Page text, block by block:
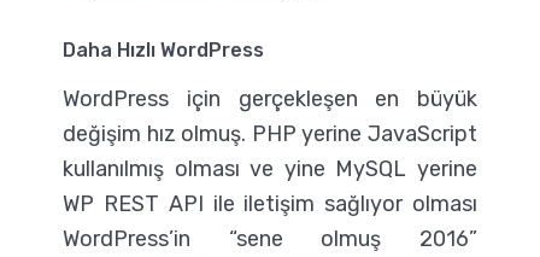
Daha Hızlı WordPress
WordPress için gerçekleşen en büyük
değişim hız olmuş. PHP yerine JavaScript
kullanılmış olması ve yine MySQL yerine
WP REST API ile iletişim sağlıyor olması
WordPress’in “sene olmuş 2016”